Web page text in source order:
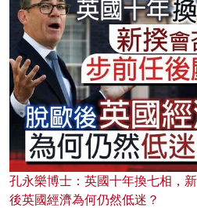
孔永樂博士：英國十年換七相，
後英國經濟為何仍然低迷？